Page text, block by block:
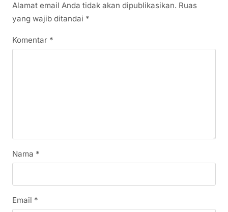
Alamat email Anda tidak akan dipublikasikan. Ruas
yang wajib ditandai *
Komentar *
Nama *
Email *